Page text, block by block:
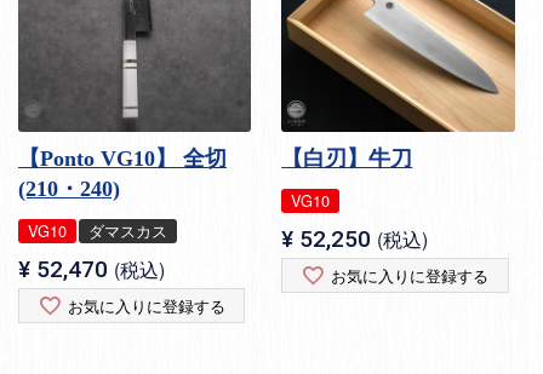
【Ponto VG10】 全切
(210・240)
VG10 ダマスカス
¥ 52,470 税込
お気に入りに登録する
【白刃】牛刀
VG10
¥ 52,250 税込
お気に入りに登録する